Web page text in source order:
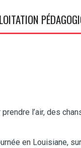
l’air, des
en Louisiane,